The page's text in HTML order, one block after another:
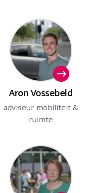
Aron Vossebeld
adviseur mobiliteit &
ruimte